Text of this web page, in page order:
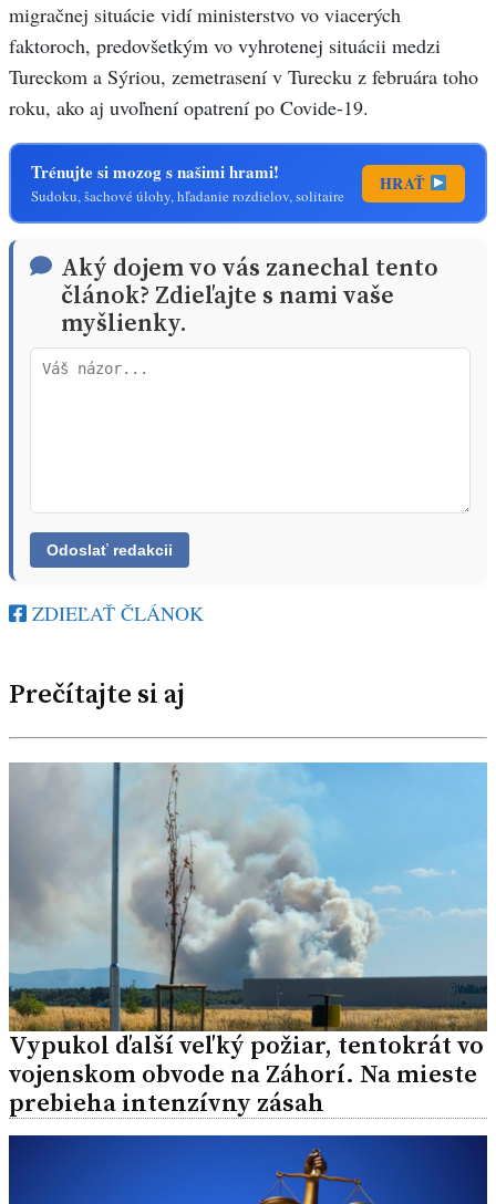
migračnej situácie vidí ministerstvo vo viacerých
faktoroch, predovšetkým vo vyhrotenej situácii medzi
Tureckom a Sýriou, zemetrasení v Turecku z februára toho
roku, ako aj uvoľnení opatrení po Covide-19.
Trénujte si mozog s našimi hrami!
Sudoku, šachové úlohy, hľadanie rozdielov, solitaire
HRAŤ
Aký dojem vo vás zanechal tento
článok? Zdieľajte s nami vaše
myšlienky.
ZDIEĽAŤ ČLÁNOK
Prečítajte si aj
Vypukol ďalší veľký požiar, tentokrát vo
vojenskom obvode na Záhorí. Na mieste
prebieha intenzívny zásah